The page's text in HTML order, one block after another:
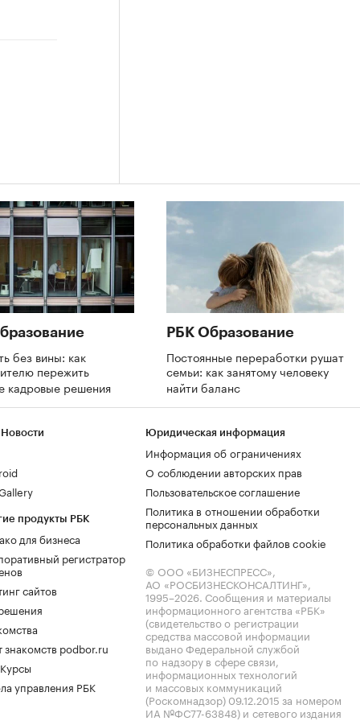
без вины: как
пережить
кадровые решения
РБК Образование
Постоянные переработки рушат
семьи: как занятому человеку
найти баланс
продукты РБК
для бизнеса
регистратор
сайтов
знакомств podbor.ru
управления РБК
Юридическая информация
Информация об ограничениях
О соблюдении авторских прав
Пользовательское соглашение
Политика в отношении обработки
персональных данных
Политика обработки файлов cookie
© ООО «БИЗНЕСПРЕСС»,
АО «РОСБИЗНЕСКОНСАЛТИНГ»,
1995–2026. Сообщения и материалы
информационного агентства «РБК»
(свидетельство о регистрации
средства массовой информации
выдано Федеральной службой
по надзору в сфере связи,
информационных технологий
и массовых коммуникаций
(Роскомнадзор) 09.12.2015 за номером
ИА №ФС77-63848) и сетевого издания